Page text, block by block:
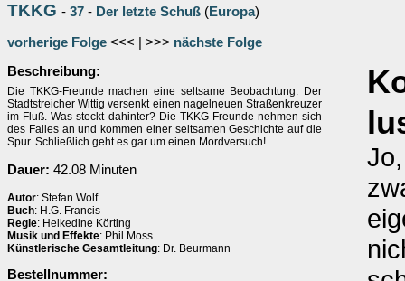
TKKG - 37 - Der letzte Schuß (Europa)
vorherige Folge <<< | >>> nächste Folge
Beschreibung:
Die TKKG-Freunde machen eine seltsame Beobachtung: Der
Stadtstreicher Wittig versenkt einen nagelneuen Straßenkreuzer
im Fluß. Was steckt dahinter? Die TKKG-Freunde nehmen sich
des Falles an und kommen einer seltsamen Geschichte auf die
Spur. Schließlich geht es gar um einen Mordversuch!
Dauer: 42.08 Minuten
Autor: Stefan Wolf
Buch: H.G. Francis
Regie: Heikedine Körting
Musik und Effekte: Phil Moss
Künstlerische Gesamtleitung: Dr. Beurmann
Bestellnummer: